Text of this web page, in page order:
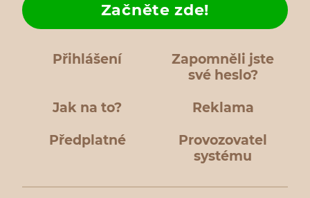
Přihlášení
Zapomněli jste
své heslo?
Jak na to?
Začněte zde!
Reklama
Předplatné
Provozovatel
systému